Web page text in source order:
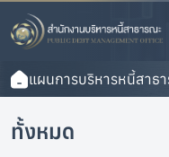
แผนการบริหารหนี้สาธ
ทั้งหมด